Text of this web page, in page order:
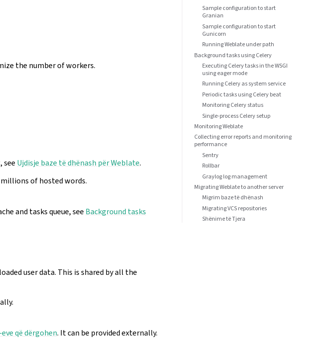
the number of workers.
see Ujdisje baze të dhënash për Weblate.
of hosted words.
and tasks queue, see Background tasks
user data. This is shared by all the
që dërgohen. It can be provided externally.
Sample configuration to start
Granian
Sample configuration to start
Gunicorn
Running Weblate under path
Background tasks using Celery
Executing Celery tasks in the WSGI
using eager mode
Running Celery as system service
Periodic tasks using Celery beat
Monitoring Celery status
Single-process Celery setup
Monitoring Weblate
Collecting error reports and monitoring
performance
Sentry
Rollbar
Graylog log management
Migrating Weblate to another server
Migrim baze të dhënash
Migrating VCS repositories
Shënime të Tjera